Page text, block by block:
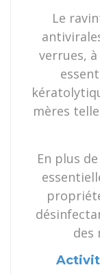
Le
verrues, à
mères
En plus
des